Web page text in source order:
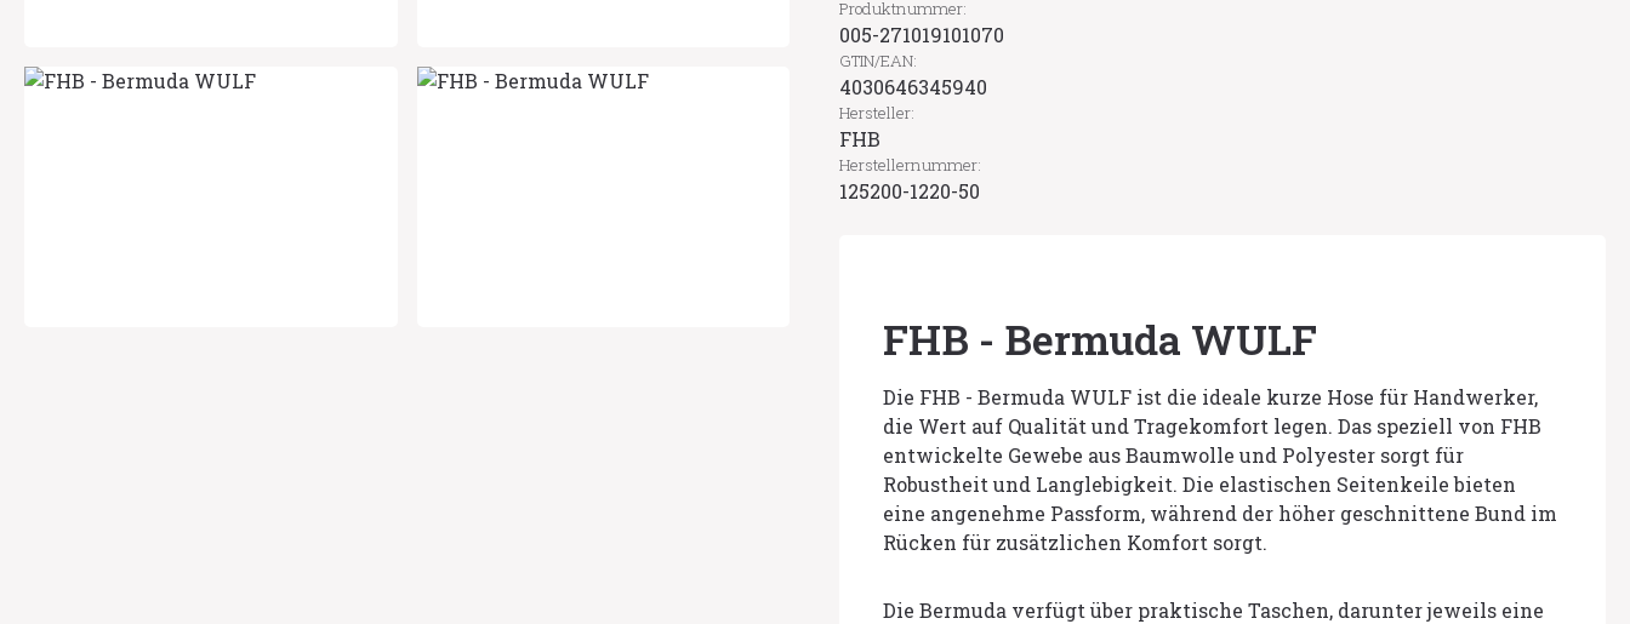
Produktnummer:
005-271019101070
GTIN/EAN:
4030646345940
Hersteller:
FHB
Herstellernummer:
125200-1220-50
FHB - Bermuda WULF
Die FHB - Bermuda WULF ist die ideale kurze Hose für Handwerker,
die Wert auf Qualität und Tragekomfort legen. Das speziell von FHB
entwickelte Gewebe aus Baumwolle und Polyester sorgt für
Robustheit und Langlebigkeit. Die elastischen Seitenkeile bieten
eine angenehme Passform, während der höher geschnittene Bund im
Rücken für zusätzlichen Komfort sorgt.
Die Bermuda verfügt über praktische Taschen, darunter jeweils eine